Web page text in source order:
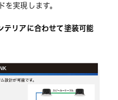
実現します。
リアに合わせて塗装可能